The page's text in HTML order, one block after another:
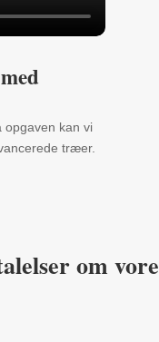
opgaven kan vi
træer.
om